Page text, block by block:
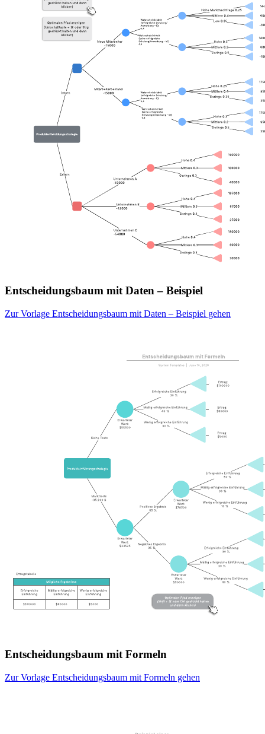
Entscheidungsbaum mit Daten – Beispiel
Zur Vorlage Entscheidungsbaum mit Daten – Beispiel gehen
Entscheidungsbaum mit Formeln
Zur Vorlage Entscheidungsbaum mit Formeln gehen